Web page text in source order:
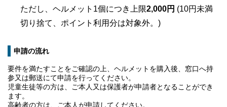
ただし、ヘルメット1個につき上限2,000円 (10円未満
切り捨て、ポイント利用分は対象外。)
申請の流れ
要件を満たすことをご確認の上、ヘルメットを購入後、窓口へ持
参又は郵送にて申請を行ってください。
児童生徒等の方は、ご本人又は保護者が申請者となることができ
ます。
高齢者の方は、ご本人が申請してください。